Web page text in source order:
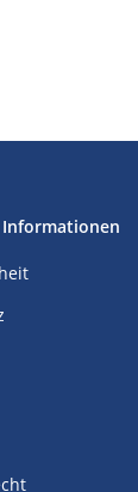
Informationen